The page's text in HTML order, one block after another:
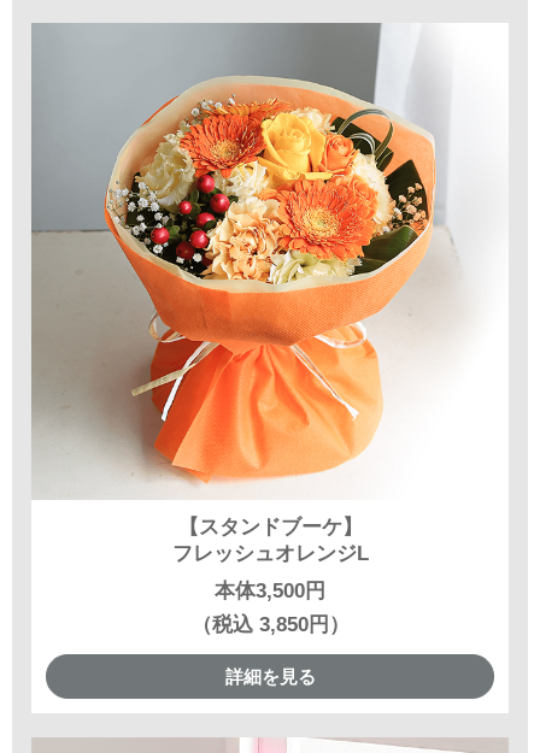
【スタンドブーケ】
フレッシュオレンジL
本体3,500円
（税込 3,850円）
詳細を見る